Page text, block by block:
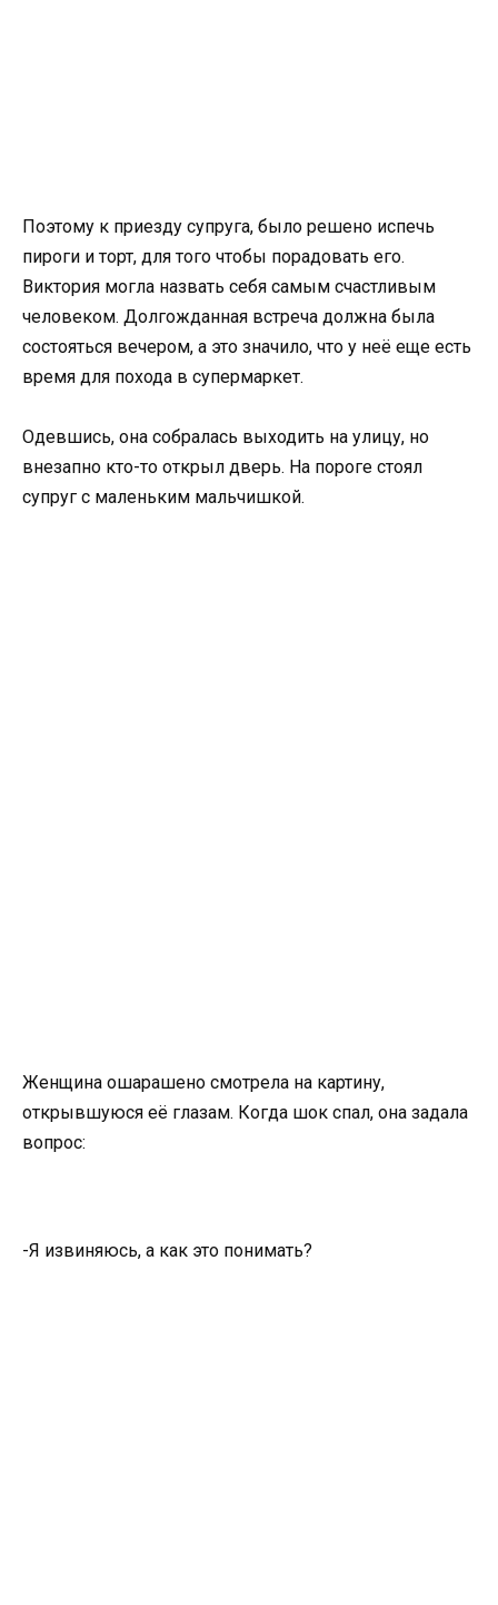
Поэтому к приезду супруга, было решено испечь
пироги и торт, для того чтобы порадовать его.
Виктория могла назвать себя самым счастливым
человеком. Долгожданная встреча должна была
состояться вечером, а это значило, что у неё еще есть
время для похода в супермаркет.
Одевшись, она собралась выходить на улицу, но
внезапно кто-то открыл дверь. На пороге стоял
супруг с маленьким мальчишкой.
Женщина ошарашено смотрела на картину,
открывшуюся её глазам. Когда шок спал, она задала
вопрос:
-Я извиняюсь, а как это понимать?